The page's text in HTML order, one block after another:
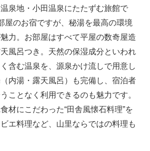
泉地・小田温泉にたたずむ旅館で
屋のお宿ですが、秘湯を最高の環境
力。お部屋はすべて平屋の数奇屋造
風呂つき。天然の保湿成分といわれ
含む温泉を、源泉かけ流しで用意し
内湯・露天風呂）も完備し、宿泊者
ことなく利用できるのも魅力です。
材にこだわった“田舎風懐石料理”を
エ料理など、山里ならではの料理も